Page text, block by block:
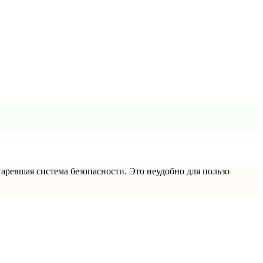
система безопасности. Это неудобно для пользо